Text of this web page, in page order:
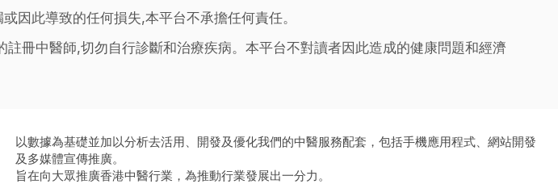
因此導致的任何損失,本平台不承擔任何責任。
冊中醫師,切勿自行診斷和治療疾病。本平台不對讀者因此造成的健康問題和經濟
以數據為基礎並加以分析去活用、開發及優化我們的中醫服務配套，包括手機應用程式、網站開發
及多媒體宣傳推廣。
旨在向大眾推廣香港中醫行業，為推動行業發展出一分力。